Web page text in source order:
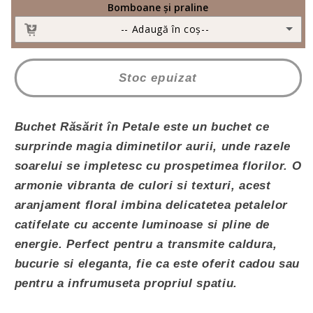
primavara
de
primavara
Tort Frișcă și fundițe (+ 225,00 lei RON)
Tort Red Velvet (+ 225,00 lei RON)
Ursuleț pluș 22 cm
Bomboane și praline
-- Adaugă în coș--
Rafaello (+ 45,00 lei RON)
Praline Fererro (+ 80,00 lei RON)
Ciocolată Merci (+ 48,00 lei RON)
Lindt 137g (+ 43,00 lei RON)
Lindt 337g (+ 85,00 lei RON)
Mon Cherry (+ 45,00 lei RON)
Stoc epuizat
Buchet Răsărit în Petale este un buchet ce
surprinde magia diminetilor aurii, unde razele
soarelui se impletesc cu prospetimea florilor. O
armonie vibranta de culori si texturi, acest
aranjament floral imbina delicatetea petalelor
catifelate cu accente luminoase si pline de
energie. Perfect pentru a transmite caldura,
bucurie si eleganta, fie ca este oferit cadou sau
pentru a infrumuseta propriul spatiu.